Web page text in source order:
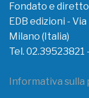
Fondato e
EDB edizioni -
Milano (Italia)
Tel. 02.39523821
Informativa sulla